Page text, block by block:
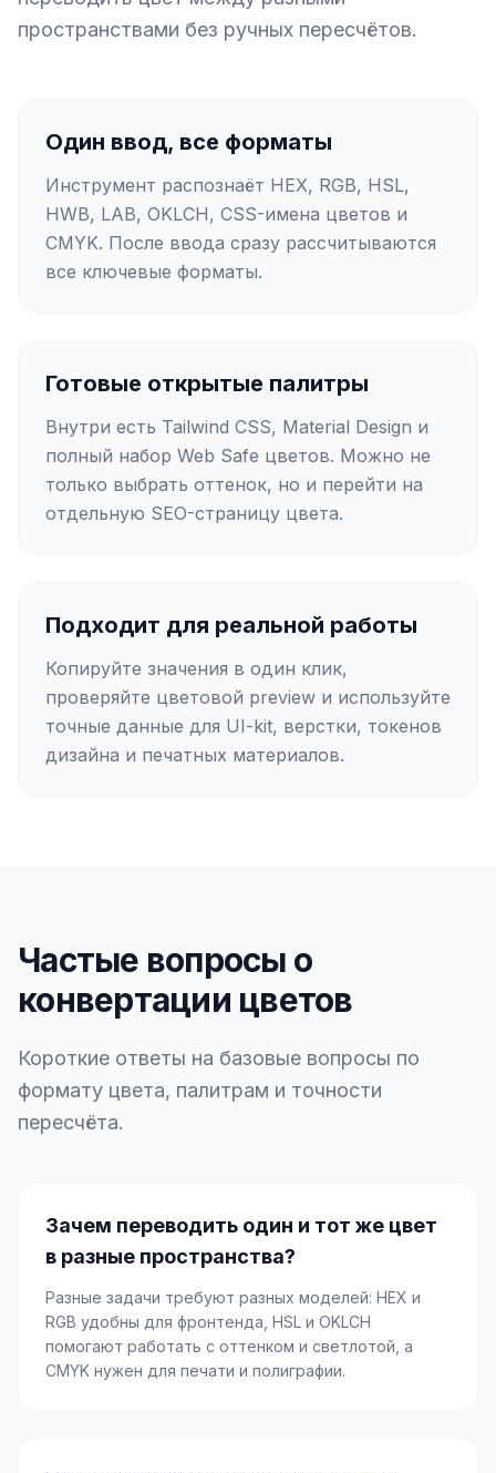
пространствами без ручных пересчётов.
Один ввод, все форматы
Инструмент распознаёт HEX, RGB, HSL,
HWB, LAB, OKLCH, CSS-имена цветов и
CMYK. После ввода сразу рассчитываются
все ключевые форматы.
Готовые открытые палитры
Внутри есть Tailwind CSS, Material Design и
полный набор Web Safe цветов. Можно не
только выбрать оттенок, но и перейти на
отдельную SEO-страницу цвета.
Подходит для реальной работы
Копируйте значения в один клик,
проверяйте цветовой preview и используйте
точные данные для UI-kit, верстки, токенов
дизайна и печатных материалов.
Частые вопросы о
конвертации цветов
Короткие ответы на базовые вопросы по
формату цвета, палитрам и точности
пересчёта.
Зачем переводить один и тот же цвет
в разные пространства?
Разные задачи требуют разных моделей: HEX и
RGB удобны для фронтенда, HSL и OKLCH
помогают работать с оттенком и светлотой, а
CMYK нужен для печати и полиграфии.